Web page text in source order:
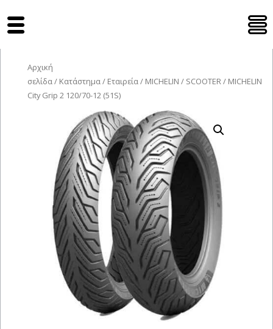
Αρχική
σελίδα/ Κατάστημα/ Εταιρεία/ MICHELIN / SCOOTER/ MICHELIN
City Grip 2 120/70-12 (51S)